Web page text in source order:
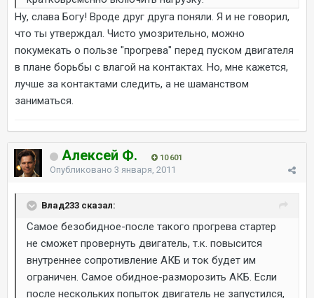
Ну, слава Богу! Вроде друг друга поняли. Я и не говорил,
что ты утверждал. Чисто умозрительно, можно
покумекать о пользе "прогрева" перед пуском двигателя
в плане борьбы с влагой на контактах. Но, мне кажется,
лучше за контактами следить, а не шаманством
заниматься.
Алексей Ф. 10 601
Опубликовано 3 января, 2011
Влад233 сказал:
Самое безобидное-после такого прогрева стартер
не сможет провернуть двигатель, т.к. повысится
внутреннее сопротивление АКБ и ток будет им
ограничен. Самое обидное-разморозить АКБ. Если
после нескольких попыток двигатель не запустился,